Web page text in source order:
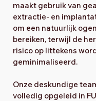
maakt gebruik van
extractie- en
om een natuurlijk
bereiken, terwijl de
risico op littekens
geminimaliseerd.
Onze deskundige
volledig opgeleid in